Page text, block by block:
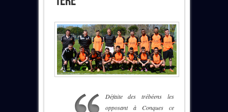
Défaite des trébéens les
opposant à Conques ce